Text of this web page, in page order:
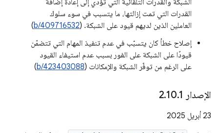
الشبكة والقدرات التلقائية التي تؤدي إلى إعادة إضافة
القدرات التي تمت إزالتها، ما يتسبب في سوء سلوك
العاملين الذين لديهم قيود على الشبكة. (b/409716532
)
إصلاح خطأ كان يتسبّب في عدم تنفيذ المهام التي تتضمّن
قيودًا على الشبكة على الفور بسبب عدم استيفاء القيود
على الرغم من توفّر الشبكة والإمكانات (b/423403088
)
الإصدار 2 .10.1
‫23 أبريل 2025